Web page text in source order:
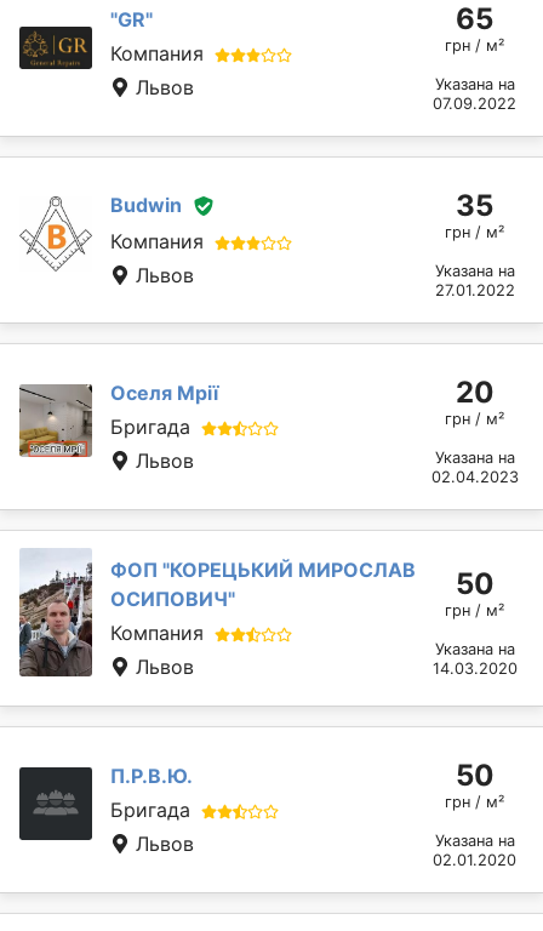
"GR"
Компания
Львов
65
грн / м²
Указана на
07.09.2022
Budwin
Компания
Львов
35
грн / м²
Указана на
27.01.2022
Оселя Мрії
Бригада
Львов
20
грн / м²
Указана на
02.04.2023
ФОП "КОРЕЦЬКИЙ МИРОСЛАВ
ОСИПОВИЧ"
Компания
Львов
50
грн / м²
Указана на
14.03.2020
П.Р.В.Ю.
Бригада
Львов
50
грн / м²
Указана на
02.01.2020